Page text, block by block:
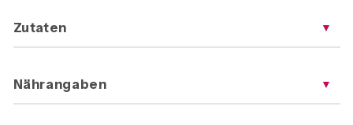
Zutaten ▼
Nährangaben ▼